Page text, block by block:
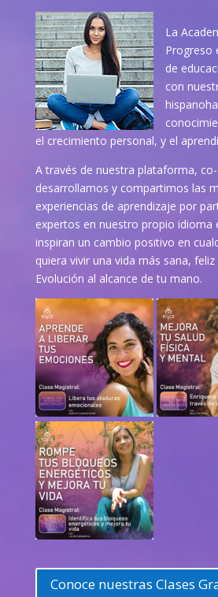
La
Progreso
de
con
el crecimiento personal, y el
A través de nuestra plataforma,
desarrollamos y compartimos las
experiencias de aprendizaje por
expertos en nuestro propio idioma
inspiran un cambio positivo en
quiera vivir una vida más sana,
Evolución al alcance de tu mano.
Conoce nuestras Clases